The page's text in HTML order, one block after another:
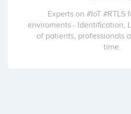
Experts on #IoT #RTLS
enviroments - Identification,
of patients, professionals
time.